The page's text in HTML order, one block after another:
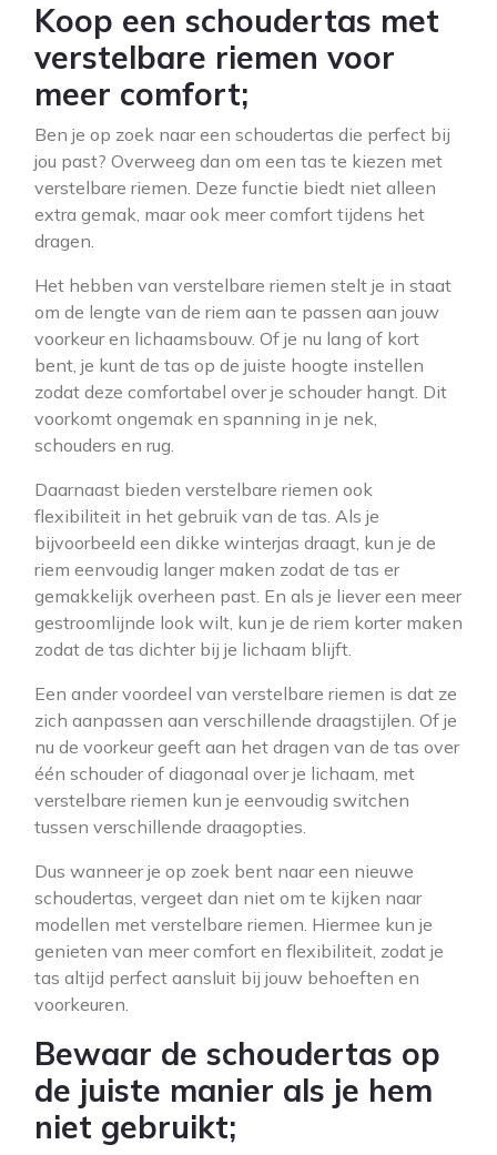
Koop een schoudertas met
verstelbare riemen voor
meer comfort;
Ben je op zoek naar een schoudertas die perfect bij
jou past? Overweeg dan om een tas te kiezen met
verstelbare riemen. Deze functie biedt niet alleen
extra gemak, maar ook meer comfort tijdens het
dragen.
Het hebben van verstelbare riemen stelt je in staat
om de lengte van de riem aan te passen aan jouw
voorkeur en lichaamsbouw. Of je nu lang of kort
bent, je kunt de tas op de juiste hoogte instellen
zodat deze comfortabel over je schouder hangt. Dit
voorkomt ongemak en spanning in je nek,
schouders en rug.
Daarnaast bieden verstelbare riemen ook
flexibiliteit in het gebruik van de tas. Als je
bijvoorbeeld een dikke winterjas draagt, kun je de
riem eenvoudig langer maken zodat de tas er
gemakkelijk overheen past. En als je liever een meer
gestroomlijnde look wilt, kun je de riem korter maken
zodat de tas dichter bij je lichaam blijft.
Een ander voordeel van verstelbare riemen is dat ze
zich aanpassen aan verschillende draagstijlen. Of je
nu de voorkeur geeft aan het dragen van de tas over
één schouder of diagonaal over je lichaam, met
verstelbare riemen kun je eenvoudig switchen
tussen verschillende draagopties.
Dus wanneer je op zoek bent naar een nieuwe
schoudertas, vergeet dan niet om te kijken naar
modellen met verstelbare riemen. Hiermee kun je
genieten van meer comfort en flexibiliteit, zodat je
tas altijd perfect aansluit bij jouw behoeften en
voorkeuren.
Bewaar de schoudertas op
de juiste manier als je hem
niet gebruikt;